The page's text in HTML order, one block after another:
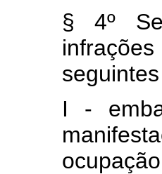
§ 4º
I -